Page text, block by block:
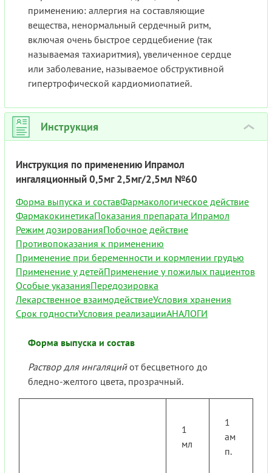
применению: аллергия на составляющие
вещества, ненормальный сердечный ритм,
включая очень быстрое сердцебиение (так
называемая тахиаритмия), увеличенное сердце
или заболевание, называемое обструктивной
гипертрофической кардиомиопатией.
Инструкция ›
Инструкция по применению Ипрамол
ингаляционный 0,5мг 2,5мг/2,5мл №60
Форма выпуска и составФармакологическое действие
ФармакокинетикаПоказания препарата Ипрамол
Режим дозированияПобочное действие
Противопоказания к применению
Применение при беременности и кормлении грудью
Применение у детейПрименение у пожилых пациентов
Особые указанияПередозировка
Лекарственное взаимодействиеУсловия хранения
Срок годностиУсловия реализацииАНАЛОГИ
Форма выпуска и состав
Раствор для ингаляцийот бесцветного до
бледно-желтого цвета, прозрачный.
1
мл
1
ам
п.